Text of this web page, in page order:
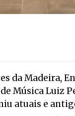
da Madeira,
Música Luiz
atuais e